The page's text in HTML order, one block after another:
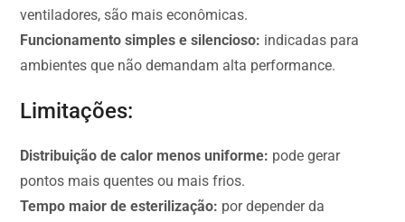
ventiladores, são mais econômicas.
Funcionamento simples e silencioso: indicadas para
ambientes que não demandam alta performance.
Limitações:
Distribuição de calor menos uniforme: pode gerar
pontos mais quentes ou mais frios.
Tempo maior de esterilização: por depender da